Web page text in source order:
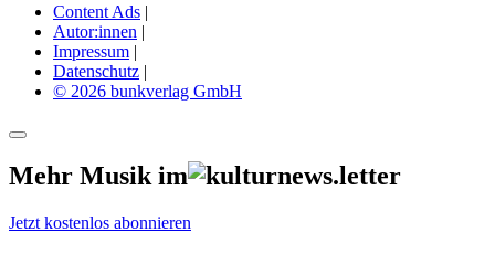
Content Ads |
Autor:innen |
Impressum |
Datenschutz |
© 2026 bunkverlag GmbH
Mehr Musik im
Jetzt kostenlos abonnieren